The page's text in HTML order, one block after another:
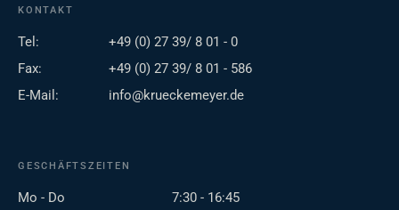
KONTAKT
Tel:
+49 (0) 27 39/ 8 01 - 0
Fax:
+49 (0) 27 39/ 8 01 - 586
E-Mail:
info@krueckemeyer.de
GESCHÄFTSZEITEN
Mo - Do
7:30 - 16:45